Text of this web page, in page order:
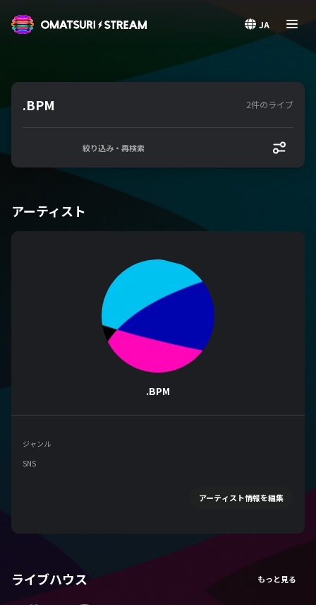
JA
.BPM 2件のライブ
絞り込み・再検索
アーティスト
.BPM
ジャンル
SNS
アーティスト情報を編集
ライブハウス